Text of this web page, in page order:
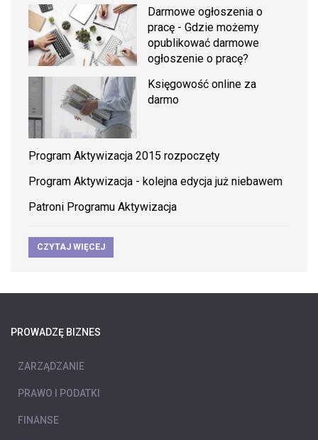
Darmowe ogłoszenia o
pracę - Gdzie możemy
opublikować darmowe
ogłoszenie o pracę?
Księgowość online za
darmo
Program Aktywizacja 2015 rozpoczęty
Program Aktywizacja - kolejna edycja już niebawem
Patroni Programu Aktywizacja
CZYTAJ WIĘCEJ
PROWADZĘ BIZNES
ZARZĄDZANIE
PRAWO I PODATKI
FINANSE